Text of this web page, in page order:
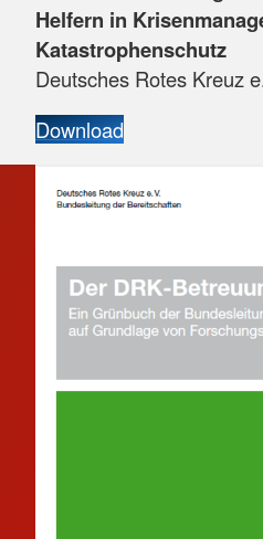
Helfern in
Katastrophenschutz
Deutsches Rotes Kreuz
Download